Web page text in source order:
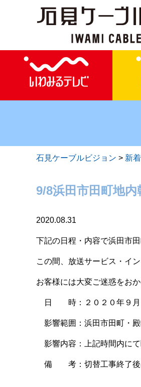
石見ケーブルビジョン > 新
9/8浜田市田町地
2020.08.31
下記の日程・内容で浜田市
この間、放送サービス・イ
お客様には大変ご迷惑をお
日 時：２０２０年９月８
影響範囲：浜田市田町・
影響内容：上記時間内に
備 考：切替工事終了後